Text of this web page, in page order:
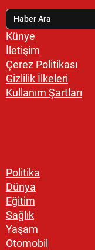
Künye
İletişim
Çerez Politikası
Gizlilik İlkeleri
Kullanım Şartları
Politika
Dünya
Eğitim
Sağlık
Yaşam
Otomobil